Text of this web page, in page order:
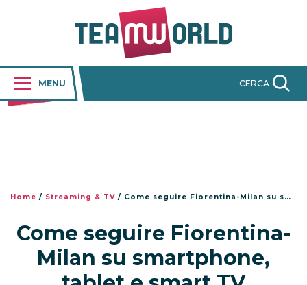
MENU CERCA
Home / Streaming & TV / Come seguire Fiorentina-Milan su smartphone, tablet e smart TV
Come seguire Fiorentina-
Milan su smartphone,